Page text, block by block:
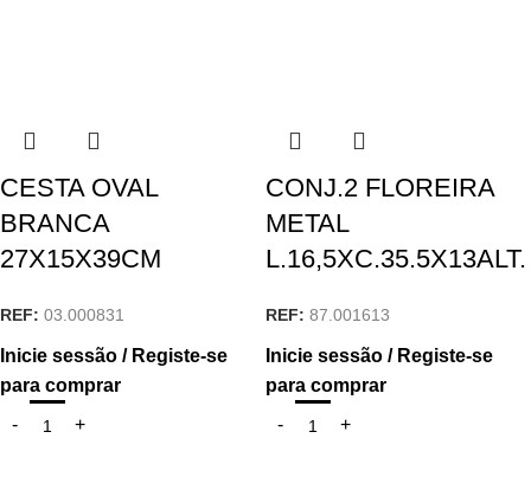
CESTA OVAL
BRANCA
27X15X39CM
REF: 03.000831
Inicie sessão / Registe-se
para comprar
CONJ.2 FLOREIRA
METAL
L.16,5XC.35.5X13ALT.
REF: 87.001613
Inicie sessão / Registe-se
para comprar